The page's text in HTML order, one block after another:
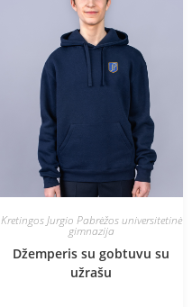
Kretingos Jurgio Pabrėžos universitetinė
gimnazija
Džemperis su gobtuvu su
užrašu